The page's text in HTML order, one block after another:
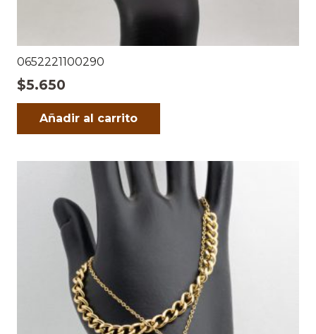
0652221100290
$5.650
Añadir al carrito